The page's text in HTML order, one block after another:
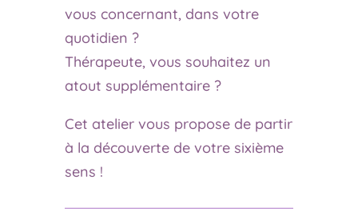
vous concernant, dans votre
quotidien ?
Thérapeute, vous souhaitez un
atout supplémentaire ?
Cet atelier vous propose de partir
à la découverte de votre sixième
sens !